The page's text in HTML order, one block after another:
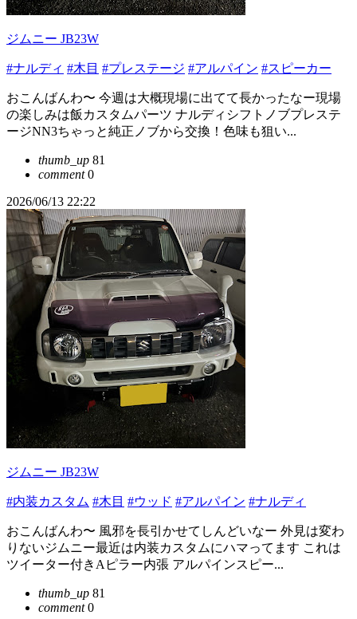
ジムニー JB23W
#ナルディ #木目 #プレステージ #アルパイン #スピーカー
おこんばんわ〜 今週は大概現場に出てて長かったなー現場
の楽しみは飯カスタムパーツ ナルディシフトノブプレステ
ージNN3ちゃっと純正ノブから交換！色味も狙い...
thumb_up 81
comment0
2026/06/13 22:22
ジムニー JB23W
#内装カスタム #木目 #ウッド #アルパイン #ナルディ
おこんばんわ〜 風邪を長引かせてしんどいなー 外見は変わ
りないジムニー最近は内装カスタムにハマってます これは
ツイーター付きAピラー内張 アルパインスピー...
thumb_up 81
comment0